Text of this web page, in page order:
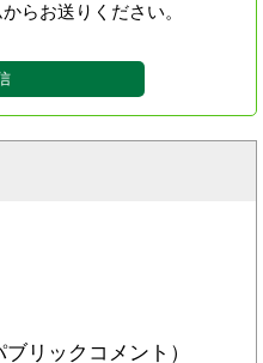
らお送りください。
リックコメント）